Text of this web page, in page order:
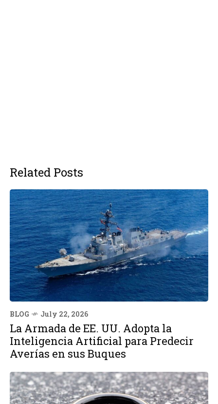
Related Posts
BLOG July 22, 2026
La Armada de EE. UU. Adopta la
Inteligencia Artificial para Predecir
Averías en sus Buques